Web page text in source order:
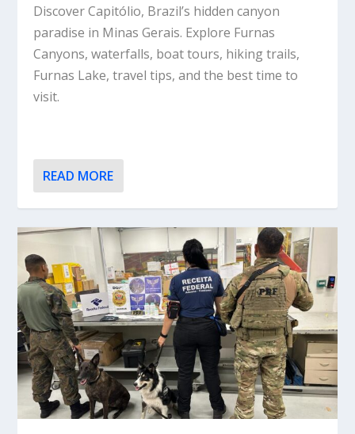
Discover Capitólio, Brazil’s hidden canyon
paradise in Minas Gerais. Explore Furnas
Canyons, waterfalls, boat tours, hiking trails,
Furnas Lake, travel tips, and the best time to
visit.
READ MORE